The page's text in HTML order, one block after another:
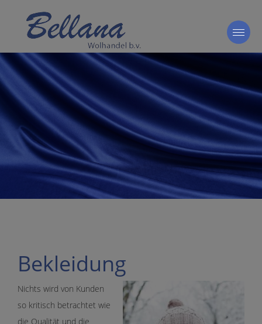
Bekleidung
Nichts wird von Kunden
so kritisch betrachtet wie
die Qualität und die